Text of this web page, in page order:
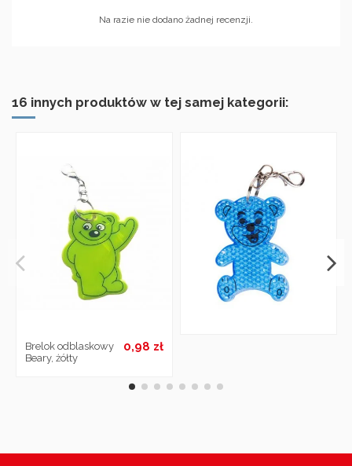
Na razie nie dodano żadnej recenzji.
16 innych produktów w tej samej kategorii:
Brelok odblaskowy
Beary, żółty
0,98 zł